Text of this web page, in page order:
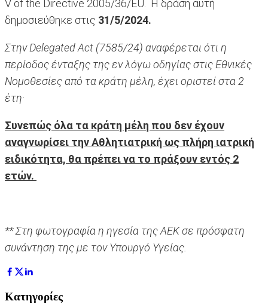
V of the Directive 2005/36/EU. Η δράση αυτή
δημοσιεύθηκε στις 31/5/2024.
Στην Delegated Act (7585/24) αναφέρεται ότι η
περίοδος ένταξης της εν λόγω οδηγίας στις Εθνικές
Νομοθεσίες από τα κράτη μέλη, έχει οριστεί στα 2
έτη·
Συνεπώς όλα τα κράτη μέλη που δεν έχουν
αναγνωρίσει την Αθλητιατρική ως πλήρη ιατρική
ειδικότητα, θα πρέπει να το πράξουν εντός 2
ετών.
** Στη φωτογραφία η ηγεσία της ΑΕΚ σε πρόσφατη
συνάντηση της με τον Υπουργό Υγείας.
Κατηγορίες